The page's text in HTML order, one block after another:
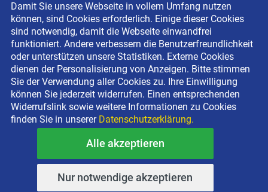
Drainage verlegen
Fassadenreinigung
Terrasse anlegen
Ladenbau
Impressum
Datenschutzerklärung
Newsletter-Anmeldung
Copyright © 2026 BEYER-Mietservice KG All rights reserved |
Kostenlose Miethotline 0800 092 99 70
Damit Sie unsere Webseite in vollem Umfang nutzen
können, sind Cookies erforderlich. Einige dieser Cookies
sind notwendig, damit die Webseite einwandfrei
funktioniert. Andere verbessern die Benutzerfreundlichkeit
oder unterstützen unsere Statistiken. Externe Cookies
dienen der Personalisierung von Anzeigen. Bitte stimmen
Sie der Verwendung aller Cookies zu. Ihre Einwilligung
können Sie jederzeit widerrufen. Einen entsprechenden
Widerrufslink sowie weitere Informationen zu Cookies
finden Sie in unserer Datenschutzerklärung.
Alle akzeptieren
Nur notwendige akzeptieren